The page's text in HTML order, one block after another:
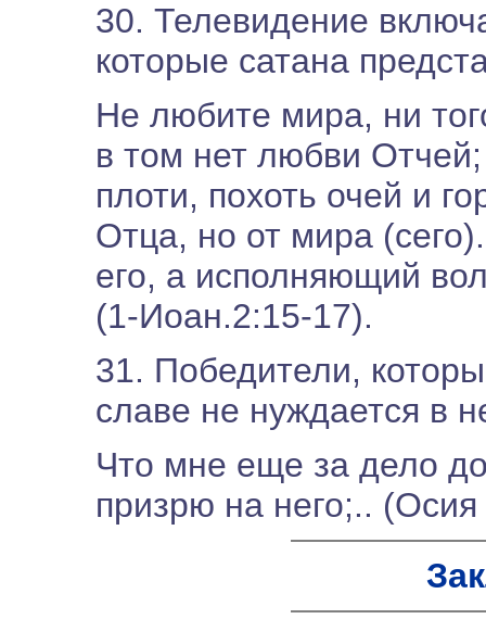
30. Телевидение
которые сатана
Не любите мира, ни
в том нет любви
плоти, похоть очей и
Отца, но от мира
его, а исполняющий
(1-Иоан.2:15-17).
31. Победители,
славе не нуждается в
Что мне еще за дело
призрю на него;..